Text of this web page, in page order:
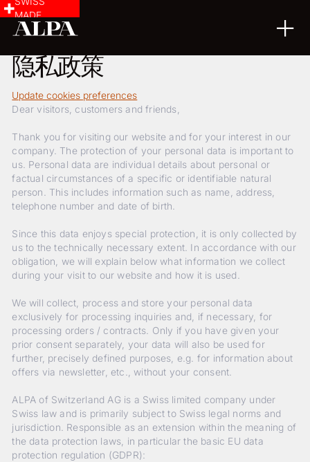
MADE
隐私政策
Update cookies preferences
Dear visitors, customers and friends,
Thank you for visiting our website and for your interest in our
company. The protection of your personal data is important to
us. Personal data are individual details about personal or
factual circumstances of a specific or identifiable natural
person. This includes information such as name, address,
telephone number and date of birth.
Since this data enjoys special protection, it is only collected by
us to the technically necessary extent. In accordance with our
obligation, we will explain below what information we collect
during your visit to our website and how it is used.
We will collect, process and store your personal data
exclusively for processing inquiries and, if necessary, for
processing orders / contracts. Only if you have given your
prior consent separately, your data will also be used for
further, precisely defined purposes, e.g. for information about
offers via newsletter, etc., without your consent.
ALPA of Switzerland AG is a Swiss limited company under
Swiss law and is primarily subject to Swiss legal norms and
jurisdiction. Responsible as an extension within the meaning of
the data protection laws, in particular the basic EU data
protection regulation (GDPR):